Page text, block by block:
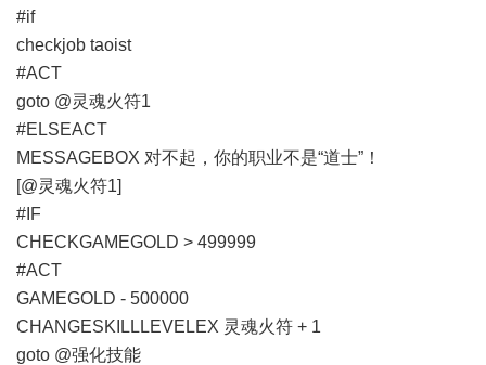
#if
checkjob taoist
#ACT
goto @灵魂火符1
#ELSEACT
MESSAGEBOX 对不起，你的职业不是“道士”！
[@灵魂火符1]
#IF
CHECKGAMEGOLD > 499999
#ACT
GAMEGOLD - 500000
CHANGESKILLLEVELEX 灵魂火符 + 1
goto @强化技能